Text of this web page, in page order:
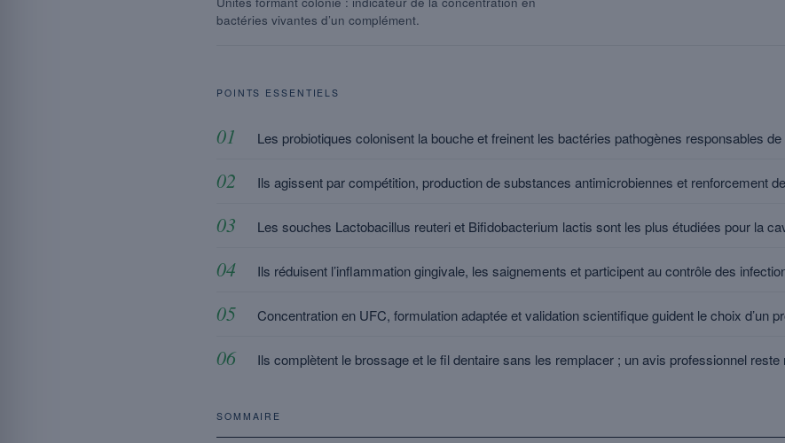
bactéries vivantes d’un complément.
POINTS ESSENTIELS
Les probiotiques colonisent la bouche et freinent les bactéries pathogènes responsables
Ils agissent par compétition, production de substances antimicrobiennes et renforcement
Les souches Lactobacillus reuteri et Bifidobacterium lactis sont les plus étudiées pour la
Ils réduisent l’inflammation gingivale, les saignements et participent au contrôle des
Concentration en UFC, formulation adaptée et validation scientifique guident le choix d’un
Ils complètent le brossage et le fil dentaire sans les remplacer ; un avis professionnel reste
SOMMAIRE